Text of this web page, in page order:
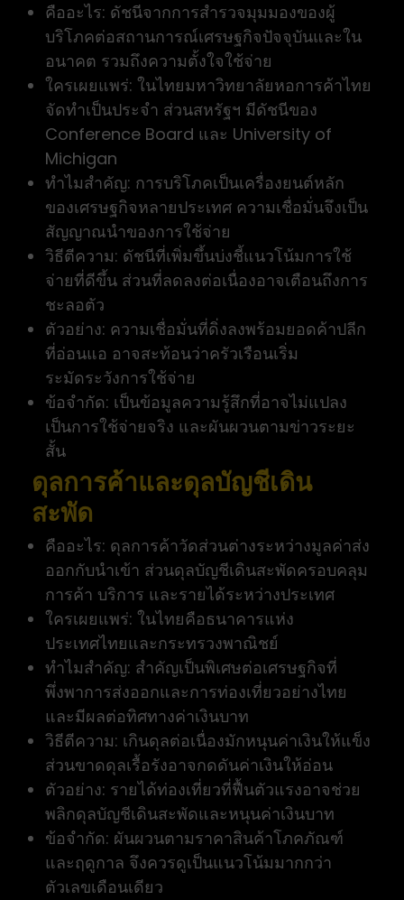
คืออะไร: ดัชนีจากการสำรวจมุมมองของผู้
บริโภคต่อสถานการณ์เศรษฐกิจปัจจุบันและใน
อนาคต รวมถึงความตั้งใจใช้จ่าย
ใครเผยแพร่: ในไทยมหาวิทยาลัยหอการค้าไทย
จัดทำเป็นประจำ ส่วนสหรัฐฯ มีดัชนีของ
Conference Board และ University of
Michigan
ทำไมสำคัญ: การบริโภคเป็นเครื่องยนต์หลัก
ของเศรษฐกิจหลายประเทศ ความเชื่อมั่นจึงเป็น
สัญญาณนำของการใช้จ่าย
วิธีตีความ: ดัชนีที่เพิ่มขึ้นบ่งชี้แนวโน้มการใช้
จ่ายที่ดีขึ้น ส่วนที่ลดลงต่อเนื่องอาจเตือนถึงการ
ชะลอตัว
ตัวอย่าง: ความเชื่อมั่นที่ดิ่งลงพร้อมยอดค้าปลีก
ที่อ่อนแอ อาจสะท้อนว่าครัวเรือนเริ่ม
ระมัดระวังการใช้จ่าย
ข้อจำกัด: เป็นข้อมูลความรู้สึกที่อาจไม่แปลง
เป็นการใช้จ่ายจริง และผันผวนตามข่าวระยะ
สั้น
ดุลการค้าและดุลบัญชีเดิน
สะพัด
คืออะไร: ดุลการค้าวัดส่วนต่างระหว่างมูลค่าส่ง
ออกกับนำเข้า ส่วนดุลบัญชีเดินสะพัดครอบคลุม
การค้า บริการ และรายได้ระหว่างประเทศ
ใครเผยแพร่: ในไทยคือธนาคารแห่ง
ประเทศไทยและกระทรวงพาณิชย์
ทำไมสำคัญ: สำคัญเป็นพิเศษต่อเศรษฐกิจที่
พึ่งพาการส่งออกและการท่องเที่ยวอย่างไทย
และมีผลต่อทิศทางค่าเงินบาท
วิธีตีความ: เกินดุลต่อเนื่องมักหนุนค่าเงินให้แข็ง
ส่วนขาดดุลเรื้อรังอาจกดดันค่าเงินให้อ่อน
ตัวอย่าง: รายได้ท่องเที่ยวที่ฟื้นตัวแรงอาจช่วย
พลิกดุลบัญชีเดินสะพัดและหนุนค่าเงินบาท
ข้อจำกัด: ผันผวนตามราคาสินค้าโภคภัณฑ์
และฤดูกาล จึงควรดูเป็นแนวโน้มมากกว่า
ตัวเลขเดือนเดียว